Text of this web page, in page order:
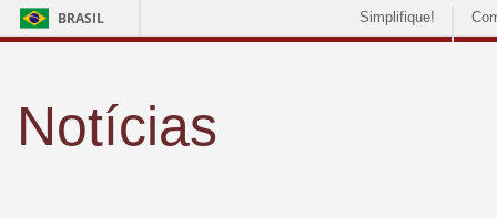
BRASIL Simplifique!
Notícias